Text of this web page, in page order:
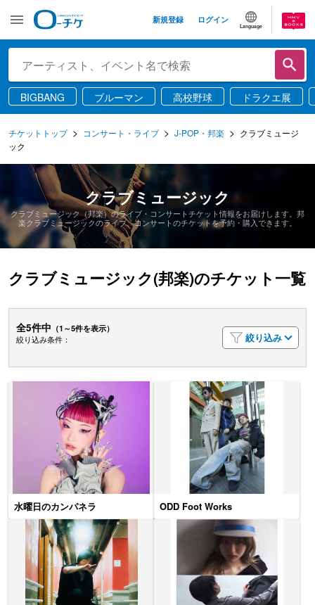
新規登録 ログイン
Language
BIGBANG ブルーマン 高校野球 ドラクエ展
チケットトップ コンサート・ライブ J-POP・邦楽
クラブミュージ
ック
クラブミュージック
クラブミュージック（邦楽）のライブ・コンサートチケット情報をお届けします。邦
楽クラブミュージックのライブ、コンサートのチケットを予約・購入できます。
クラブミュージック(邦楽)のチケット一覧
全5件中 （1～5件を表示）
絞り込み条件：
絞り込み
水曜日のカンパネラ ODD Foot Works